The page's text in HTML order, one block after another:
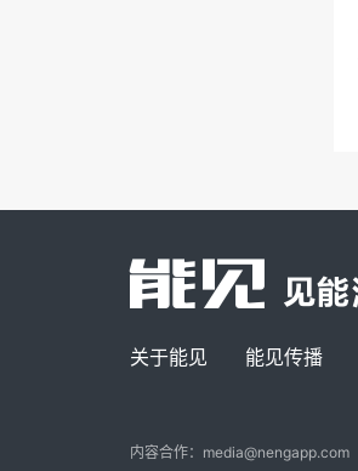
关于能见 能见传播
内容合作：media@nengapp.com